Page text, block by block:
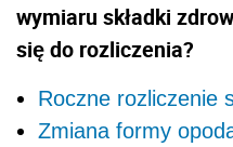
wymiaru składki
się do rozliczenia?
Roczne rozliczenie
Zmiana formy